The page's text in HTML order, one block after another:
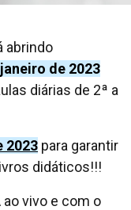
abrindo
de 2023
diárias de 2ª a
2023 para garantir
didáticos!!!
vivo e com o